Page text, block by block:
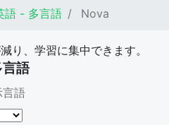
語 - 多言語 Nova
り、学習に集中できます。
語
語